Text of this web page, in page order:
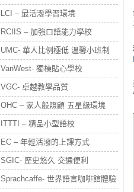
LCI – 最活潑學習環境
RCIIS – 加強口語能力學校
UMC- 華人比例極低 溫馨小班制
VanWest- 獨棟貼心學校
VGC- 卓越教學品質
OHC – 家人般照顧 五星級環境
ITTTI – 精品小型語校
EC – 年輕活潑的上課方式
SGIC- 歷史悠久 交通便利
Sprachcaffe- 世界語言咖啡館體驗